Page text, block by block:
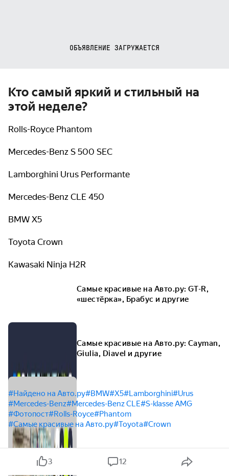
ОБЪЯВЛЕНИЕ ЗАГРУЖАЕТСЯ
Кто самый яркий и стильный на
этой неделе?
Rolls-Royce Phantom
Mercedes-Benz S 500 SEC
Lamborghini Urus Performante
Mercedes-Benz CLE 450
BMW X5
Toyota Crown
Kawasaki Ninja H2R
Самые красивые на Авто.ру: GT-R,
«шестёрка», Брабус и другие
Самые красивые на Авто.ру: Cayman,
Giulia, Diavel и другие
#Найдено на Авто.ру#BMW#X5#Lamborghini#Urus
#Mercedes-Benz#Mercedes-Benz CLE#S-klasse AMG
#Фотопост#Rolls-Royce#Phantom
#Самые красивые на Авто.ру#Toyota#Crown
3 12